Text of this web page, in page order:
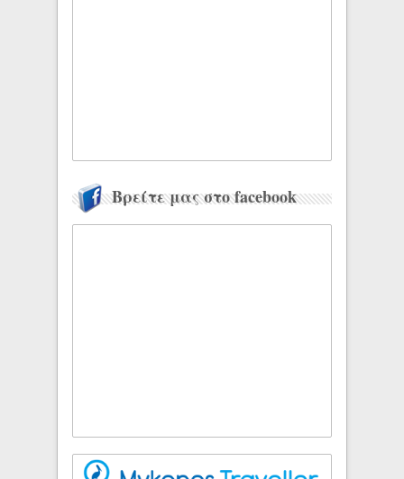
Βρείτε μας στο facebook